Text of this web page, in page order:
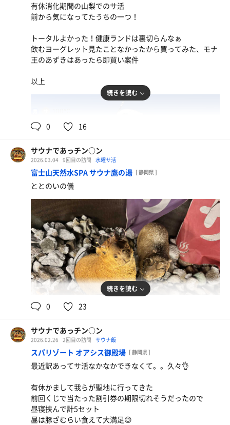
有休消化期間の山梨でのサ活
前から気になってたうちの一つ！
トータルよかった！健康ランドは裏切らんなぁ
飲むヨーグレット見たことなかったから買ってみた、モナ
王のあずきはあったら即買い案件
以上
続きを読む
0 16
サウナであっチン○ン
2026.03.04 9回目の訪問 水曜サ活
富士山天然水SPA サウナ鷹の湯 [ 静岡県 ]
ととのいの儀
続きを読む
0 23
サウナであっチン○ン
2026.02.26 2回目の訪問 サウナ飯
スパリゾート オアシス御殿場 [ 静岡県 ]
最近訳あってサ活なかなかできなくて。。久々👌
有休かまして我らが聖地に行ってきた
前回くじで当たった割引券の期限切れそうだったので
昼寝挟んで計5セット
昼は豚ざむらい食えて大満足😉